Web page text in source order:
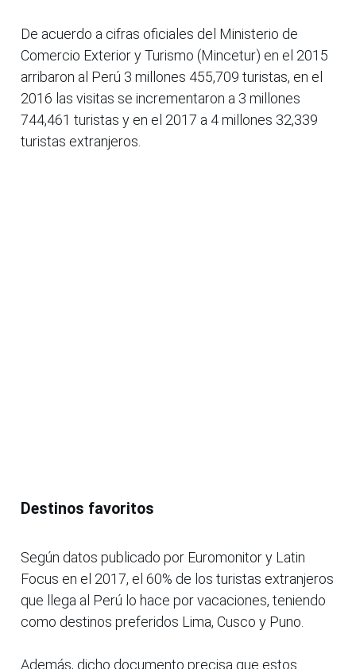
De acuerdo a cifras oficiales del Ministerio de
Comercio Exterior y Turismo (Mincetur) en el 2015
arribaron al Perú 3 millones 455,709 turistas, en el
2016 las visitas se incrementaron a 3 millones
744,461 turistas y en el 2017 a 4 millones 32,339
turistas extranjeros.
Destinos favoritos
Según datos publicado por Euromonitor y Latin
Focus en el 2017, el 60% de los turistas extranjeros
que llega al Perú lo hace por vacaciones, teniendo
como destinos preferidos Lima, Cusco y Puno.
Además, dicho documento precisa que estos